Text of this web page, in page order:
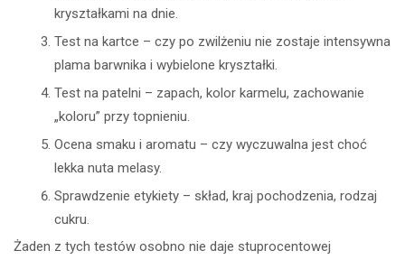
kryształkami na dnie.
Test na kartce – czy po zwilżeniu nie zostaje intensywna
plama barwnika i wybielone kryształki.
Test na patelni – zapach, kolor karmelu, zachowanie
„koloru” przy topnieniu.
Ocena smaku i aromatu – czy wyczuwalna jest choć
lekka nuta melasy.
Sprawdzenie etykiety – skład, kraj pochodzenia, rodzaj
cukru.
Żaden z tych testów osobno nie daje stuprocentowej